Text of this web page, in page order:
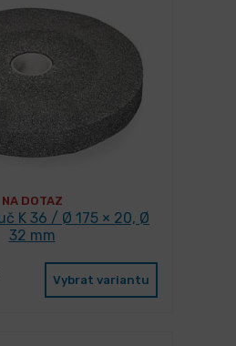
NA DOTAZ
K 36 / Ø 175 × 20, Ø
32 mm
Vybrat variantu